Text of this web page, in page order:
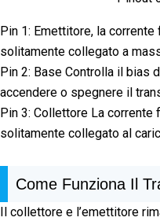
Pin 1: Emettitore, la
solitamente collegato a
Pin 2: Base Controlla il bias
accendere o spegnere il
Pin 3: Collettore La
solitamente collegato al
Come Funziona Il
Il collettore e l’emettitore